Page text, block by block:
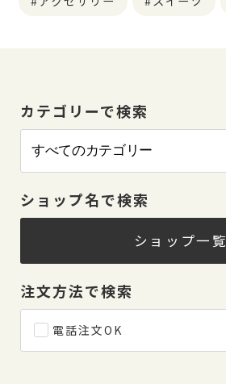
カテゴリーで検索
ショップ名で検索
ショップ一覧
注文方法で検索
電話注文OK